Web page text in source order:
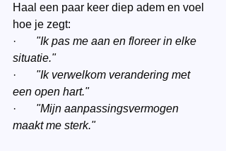
Haal een paar keer diep adem en voel
hoe je zegt:
· "Ik pas me aan en floreer in elke
situatie."
· "Ik verwelkom verandering met
een open hart."
· "Mijn aanpassingsvermogen
maakt me sterk."